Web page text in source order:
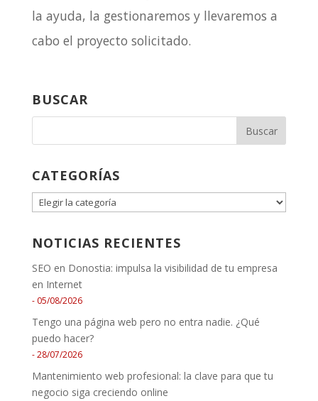
la ayuda, la gestionaremos y llevaremos a
cabo el proyecto solicitado.
BUSCAR
CATEGORÍAS
CATEGORÍAS
NOTICIAS RECIENTES
SEO en Donostia: impulsa la visibilidad de tu empresa
en Internet
05/08/2026
Tengo una página web pero no entra nadie. ¿Qué
puedo hacer?
28/07/2026
Mantenimiento web profesional: la clave para que tu
negocio siga creciendo online